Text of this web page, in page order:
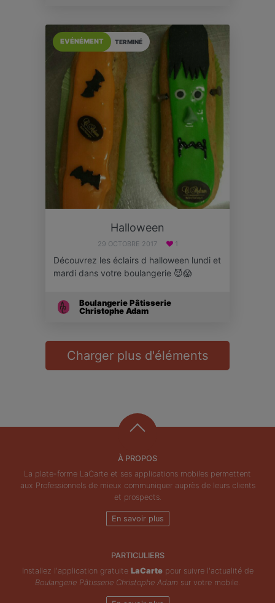
TERMINÉ
EVÉNÉMENT
Halloween
29 OCTOBRE 2017 1
Découvrez les éclairs d halloween lundi et
mardi dans votre boulangerie 😈😱
Boulangerie Pâtisserie
Christophe Adam
Charger plus d'éléments
À PROPOS
La plate-forme LaCarte et ses applications mobiles permettent
aux Professionnels de mieux communiquer auprès de leurs clients
et prospects.
En savoir plus
PARTICULIERS
Installez l'application gratuite LaCartepour suivre l'actualité de
Boulangerie Pâtisserie Christophe Adam sur votre mobile.